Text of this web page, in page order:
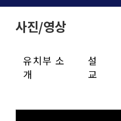
사진/영상
유치부 소
개
설
교